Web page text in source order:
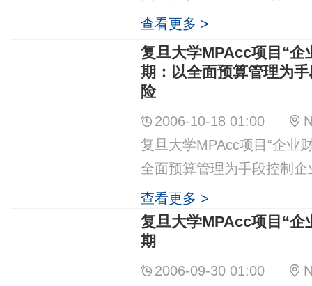
查看更多 >
复旦大学MPAcc项目“企
期：以全面预算管理为
险
2006-10-18 01:00
复旦大学MPAcc项目“企业
全面预算管理为手段控制
查看更多 >
复旦大学MPAcc项目“企
期
2006-09-30 01:00